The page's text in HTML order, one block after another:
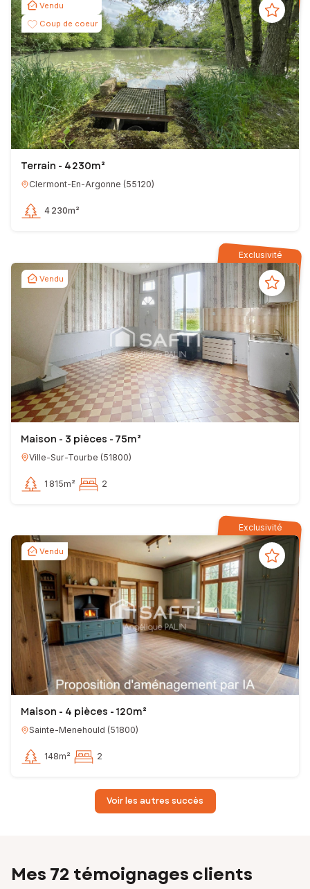
Vendu
Coup de coeur
Terrain - 4 230m²
Clermont-En-Argonne (55120)
4 230m²
Exclusivité
Vendu
Maison - 3 pièces - 75m²
Ville-Sur-Tourbe (51800)
1 815m² 2
Exclusivité
Vendu
Maison - 4 pièces - 120m²
Sainte-Menehould (51800)
148m² 2
Voir les autres succès
Mes 72 témoignages clients